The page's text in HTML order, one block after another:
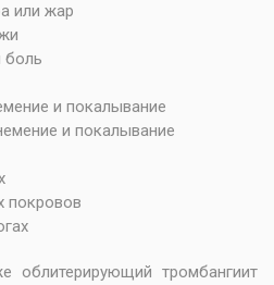
или жар
боль
и покалывание
и покалывание
покровов
облитерирующий тромбангиит